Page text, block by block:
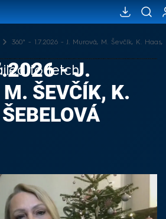
360° - 1.7.2026 - J. Murová, M. Ševčík, K. Haas,
to fetch
- J.
ŠEVČÍK, K.